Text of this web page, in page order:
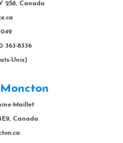
2S8, Canada
363-8336
Unis)
Maillet
Canada